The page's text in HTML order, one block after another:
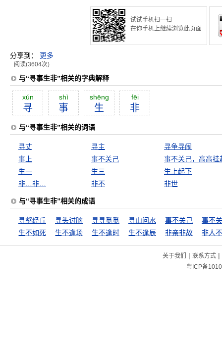
试试手机扫一扫
在你手机上继续浏览此页面
分享到： 更多
阅读(3604次)
与“寻事生非”相关的字典解释
xún
寻
shì
事
shēng
生
fēi
非
与“寻事生非”相关的词语
寻丈 寻主
寻争寻闹
事上
事不关己
事不关己，高高挂
生一
生三
生上起下
非…非…
非不 非世
与“寻事生非”相关的成语
寻壑经丘 寻头讨脑 寻寻觅觅 寻山问水
事不关己
生不如死
生不逢场 生不逢时 生不逢辰 非亲非故 非人
关于我们 | 联系方式|
粤ICP备